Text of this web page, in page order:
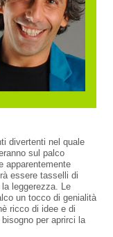
divertenti nel quale
sul palco
apparentemente
essere tasselli di
leggerezza. Le
un tocco di genialità
ricco di idee e di
per aprirci la